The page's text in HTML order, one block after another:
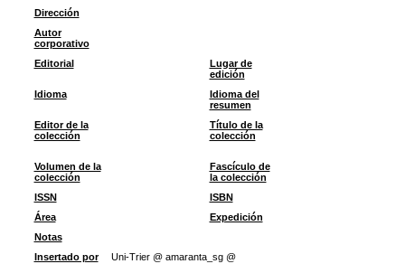
Dirección
Autor
corporativo
Editorial
Lugar de
edición
Idioma
Idioma del
resumen
Editor de la
colección
Título de la
colección
Volumen de la
colección
Fascículo de
la colección
ISSN
ISBN
Área
Expedición
Notas
Insertado por
Uni-Trier @ amaranta_sg @